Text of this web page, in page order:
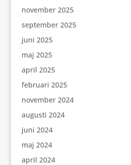
november 2025
september 2025
juni 2025
maj 2025
april 2025
februari 2025
november 2024
augusti 2024
juni 2024
maj 2024
april 2024